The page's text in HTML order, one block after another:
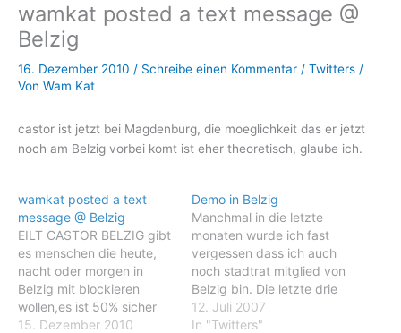
wamkat posted a text message @
Belzig
16. Dezember 2010 / Schreibe einen Kommentar / Twitters /
Von Wam Kat
castor ist jetzt bei Magdenburg, die moeglichkeit das er jetzt
noch am Belzig vorbei komt ist eher theoretisch, glaube ich.
wamkat posted a text
message @ Belzig
EILT CASTOR BELZIG gibt
es menschen die heute,
nacht oder morgen in
Belzig mit blockieren
wollen,es ist 50% sicher
das er hier vorbei fahrt
15. Dezember 2010
Demo in Belzig
Manchmal in die letzte
monaten wurde ich fast
vergessen dass ich auch
noch stadtrat mitglied von
Belzig bin. Die letzte drie
jahren habe ich weinig bist
kaum gereist und war ich
12. Juli 2007
In "Twitters"